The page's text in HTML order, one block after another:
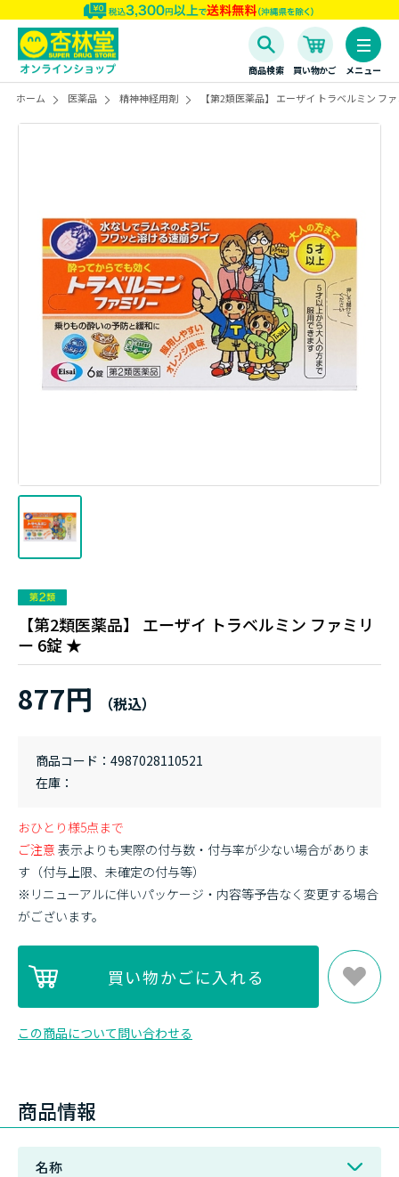
商品検索 買い物かご メニュー
ホーム 医薬品 精神神経用剤 【第2類医薬品】 エーザイ トラベルミン フ
【第2類医薬品】 エーザイ トラベルミン ファミリ
ー 6錠 ★
877円
商品コード
4987028110521
在庫
おひとり様5点まで
ご注意 表示よりも実際の付与数・付与率が少ない場合がありま
す（付与上限、未確定の付与等）
※リニューアルに伴いパッケージ・内容等予告なく変更する場合
がございます。
この商品について問い合わせる
商品情報
名称